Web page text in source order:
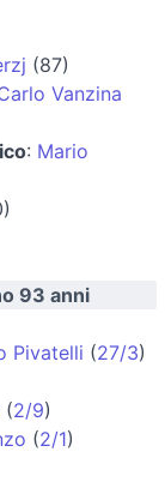
(87)
Vanzina
: Mario
93 anni
Pivatelli (27/3)
(2/9)
(2/1)